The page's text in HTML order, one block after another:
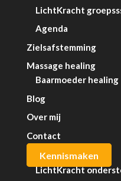
LichtKracht
Agenda
Zielsafstemming
Massage healing
Baarmoeder healing
Blog
Over mij
Contact
Kennismaken
LichtKracht